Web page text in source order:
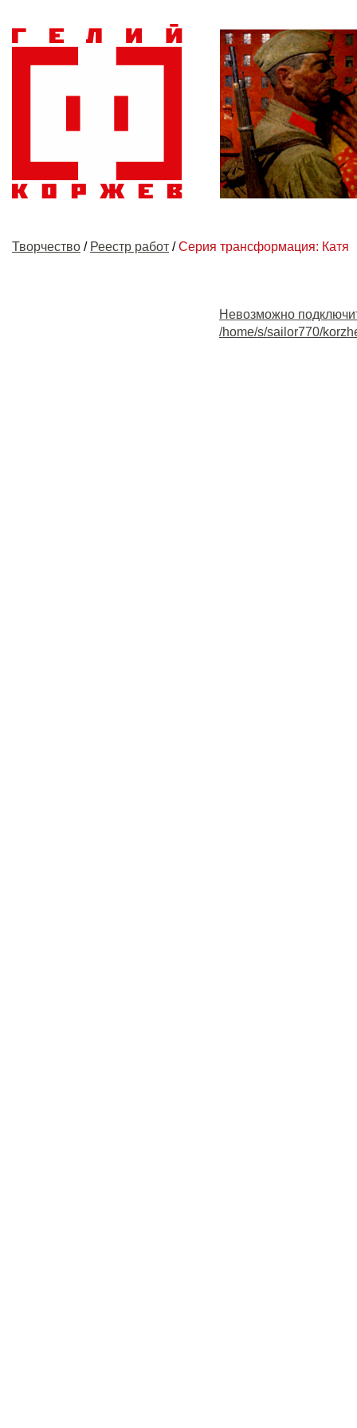
Творчество / Реестр работ /Серия трансформация: Катя
Невозможно
/home/s/sailor770/